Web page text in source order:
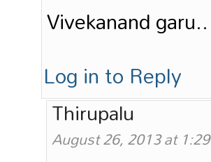
Vivekanand
Log in to Reply
Thirupalu
August 26, 2013 at